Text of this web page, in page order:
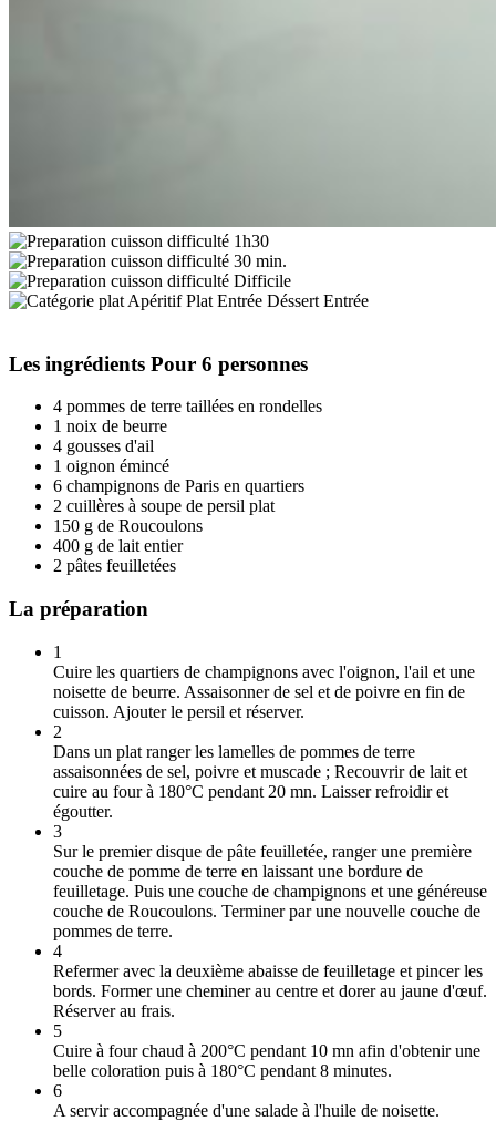
1h30
30 min.
Difficile
Entrée
Les ingrédients Pour 6 personnes
4 pommes de terre taillées en rondelles
1 noix de beurre
4 gousses d'ail
1 oignon émincé
6 champignons de Paris en quartiers
2 cuillères à soupe de persil plat
150 g de Roucoulons
400 g de lait entier
2 pâtes feuilletées
La préparation
1
Cuire les quartiers de champignons avec l'oignon, l'ail et une
noisette de beurre. Assaisonner de sel et de poivre en fin de
cuisson. Ajouter le persil et réserver.
2
Dans un plat ranger les lamelles de pommes de terre
assaisonnées de sel, poivre et muscade ; Recouvrir de lait et
cuire au four à 180°C pendant 20 mn. Laisser refroidir et
égoutter.
3
Sur le premier disque de pâte feuilletée, ranger une première
couche de pomme de terre en laissant une bordure de
feuilletage. Puis une couche de champignons et une généreuse
couche de Roucoulons. Terminer par une nouvelle couche de
pommes de terre.
4
Refermer avec la deuxième abaisse de feuilletage et pincer les
bords. Former une cheminer au centre et dorer au jaune d'œuf.
Réserver au frais.
5
Cuire à four chaud à 200°C pendant 10 mn afin d'obtenir une
belle coloration puis à 180°C pendant 8 minutes.
6
A servir accompagnée d'une salade à l'huile de noisette.